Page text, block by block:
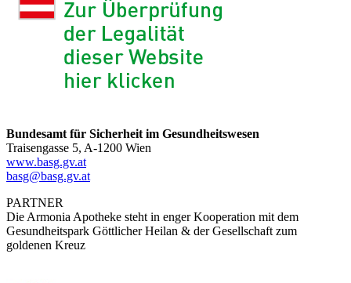
Bundesamt für Sicherheit im Gesundheitswesen
Traisengasse 5, A-1200 Wien
www.basg.gv.at
basg@basg.gv.at
PARTNER
Die Armonia Apotheke steht in enger Kooperation mit dem
Gesundheitspark Göttlicher Heilan & der Gesellschaft zum
goldenen Kreuz